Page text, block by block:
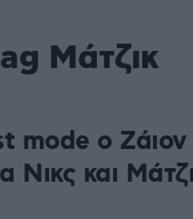
Μάτζικ
mode o Ζάιον
Νικς και